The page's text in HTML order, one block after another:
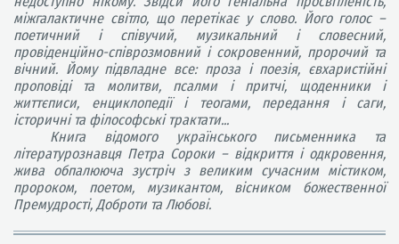
міжгалактичне світло, що перетікає у слово. Його голос –
поетичний і співучий, музикальний і словесний,
провіденційно-співрозмовний і сокровенний, пророчий та
вічний. Йому підвладне все: проза і поезія, євхаристійні
проповіді та молитви, псалми і притчі, щоденники і
життєписи, енциклопедії і теогами, передання і саги,
історичні та філософські трактати...
Книга відомого українського письменника та
літературознавця Петра Сороки – відкриття і одкровення,
жива обпалююча зустріч з великим сучасним містиком,
пророком, поетом, музикантом, вісником божественної
Премудрості, Доброти та Любові.